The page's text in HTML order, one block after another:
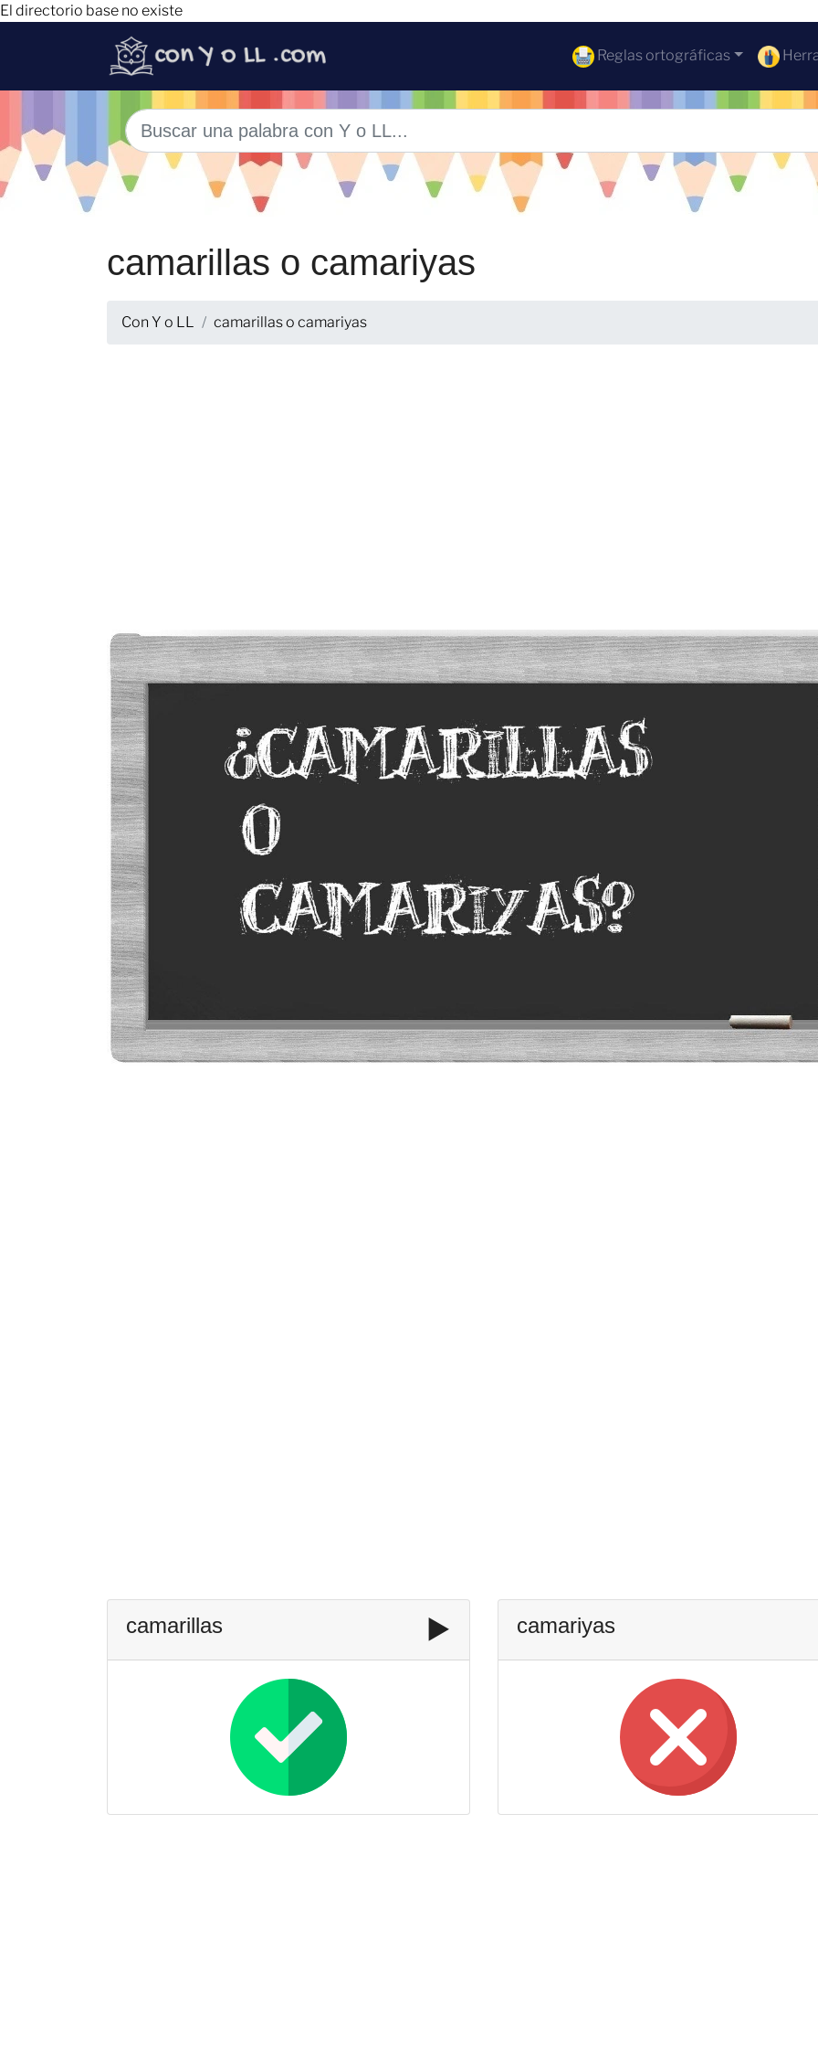
El directorio base no existe
Reglas ortográficas
camarillas o camariyas
Con Y o LL camarillas o camariyas
camarillas ▶️ camariyas